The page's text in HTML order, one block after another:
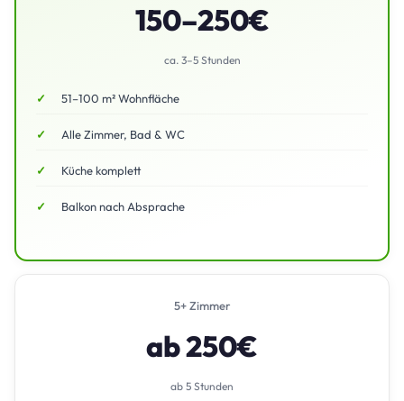
150–250€
ca. 3–5 Stunden
51–100 m² Wohnfläche
Alle Zimmer, Bad & WC
Küche komplett
Balkon nach Absprache
5+ Zimmer
ab 250€
ab 5 Stunden